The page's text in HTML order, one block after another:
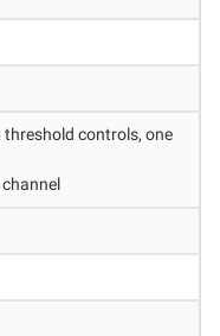
controls, one